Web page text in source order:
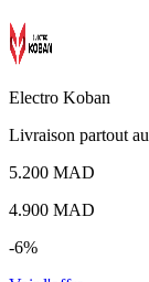
Electro Koban
Livraison partout
5.200 MAD
4.900 MAD
-6%